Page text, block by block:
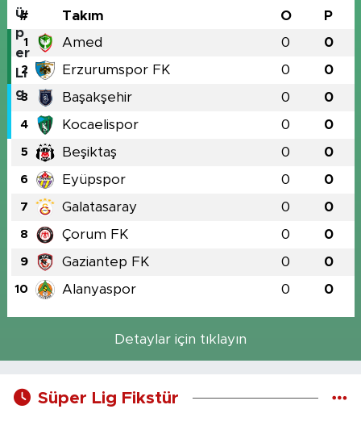
# Takım O P
1 Amed 0 0
2 Erzurumspor FK 0 0
3 Başakşehir 0 0
4 Kocaelispor 0 0
5 Beşiktaş 0 0
6 Eyüpspor 0 0
7 Galatasaray 0 0
8 Çorum FK 0 0
9 Gaziantep FK 0 0
10 Alanyaspor 0 0
Detaylar için tıklayın
Süper Lig Fikstür